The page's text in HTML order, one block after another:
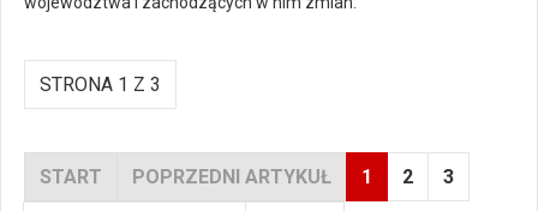
STRONA 1 Z 3
START POPRZEDNI ARTYKUŁ 1 2 3